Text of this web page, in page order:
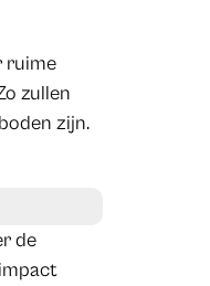
ruime
zullen
zijn.
de